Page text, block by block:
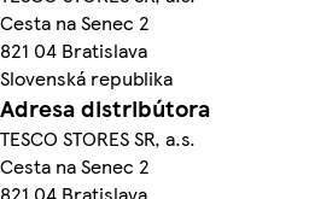
Cesta na Senec 2
821 04 Bratislava
Slovenská republika
Adresa distribútora
TESCO STORES SR, a.s.
Cesta na Senec 2